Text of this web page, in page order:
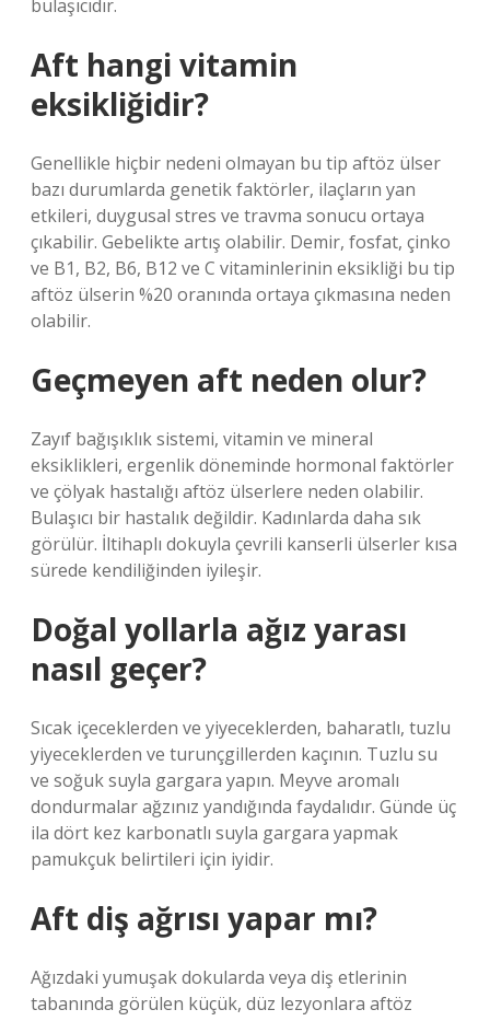
bulaşıcıdır.
Aft hangi vitamin
eksikliğidir?
Genellikle hiçbir nedeni olmayan bu tip aftöz ülser
bazı durumlarda genetik faktörler, ilaçların yan
etkileri, duygusal stres ve travma sonucu ortaya
çıkabilir. Gebelikte artış olabilir. Demir, fosfat, çinko
ve B1, B2, B6, B12 ve C vitaminlerinin eksikliği bu tip
aftöz ülserin %20 oranında ortaya çıkmasına neden
olabilir.
Geçmeyen aft neden olur?
Zayıf bağışıklık sistemi, vitamin ve mineral
eksiklikleri, ergenlik döneminde hormonal faktörler
ve çölyak hastalığı aftöz ülserlere neden olabilir.
Bulaşıcı bir hastalık değildir. Kadınlarda daha sık
görülür. İltihaplı dokuyla çevrili kanserli ülserler kısa
sürede kendiliğinden iyileşir.
Doğal yollarla ağız yarası
nasıl geçer?
Sıcak içeceklerden ve yiyeceklerden, baharatlı, tuzlu
yiyeceklerden ve turunçgillerden kaçının. Tuzlu su
ve soğuk suyla gargara yapın. Meyve aromalı
dondurmalar ağzınız yandığında faydalıdır. Günde üç
ila dört kez karbonatlı suyla gargara yapmak
pamukçuk belirtileri için iyidir.
Aft diş ağrısı yapar mı?
Ağızdaki yumuşak dokularda veya diş etlerinin
tabanında görülen küçük, düz lezyonlara aftöz